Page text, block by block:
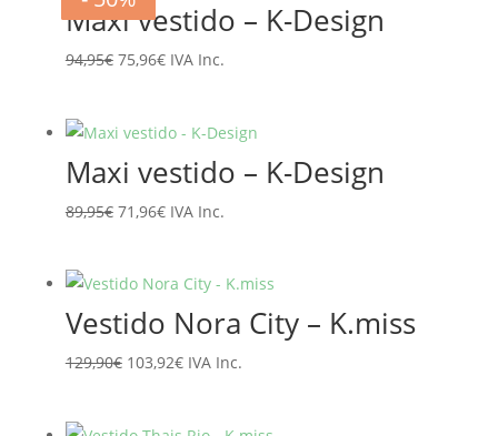
Maxi vestido – K-Design
94,95€ El
era:
94,95€.
75,96€El
es:
75,96€.
IVA Inc.
Maxi vestido – K-Design
89,95€ El
era:
89,95€.
71,96€El
es:
71,96€.
IVA Inc.
Vestido Nora City – K.miss
129,90€ El
103,92€ElIVA Inc.